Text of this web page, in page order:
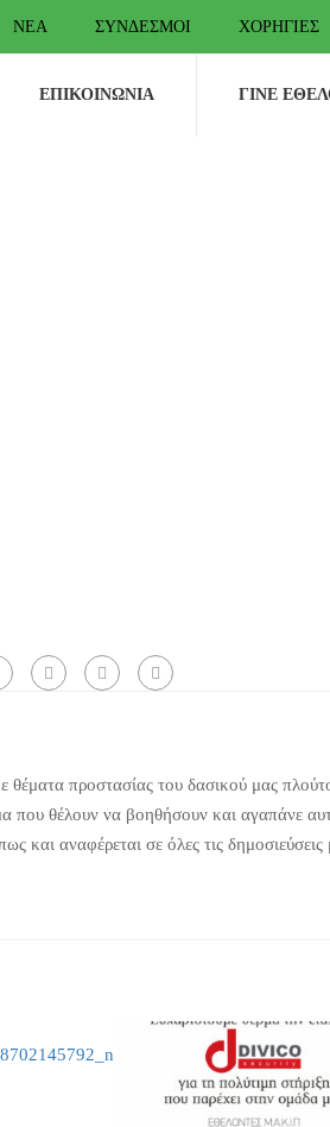
ΝΈΑ ΣΎΝΔΕΣΜΟΙ ΧΟΡΗΓΊΕΣ
ΕΠΙΚΟΙΝΩΝΊΑ ΓΊΝΕ
προστασίας του δασικού μας
που θέλουν να βοηθήσουν και αγαπάνε
και αναφέρεται σε όλες τις δημοσιεύσεις